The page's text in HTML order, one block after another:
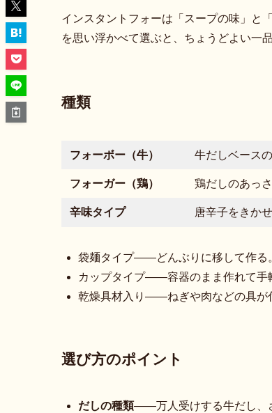
インスタントフォーは「スープの味」と
を思い浮かべて選ぶと、ちょうどよい一
種類
フォーボー（牛） 牛だしベース
フォーガー（鶏） 鶏だしのあっ
辛味タイプ 唐辛子をきか
袋麺タイプ——どんぶりに移して作る
カップタイプ——容器のまま作れて手
乾燥具材入り——ねぎや肉などの具が
選び方のポイント
だしの種類——万人受けする牛だし、